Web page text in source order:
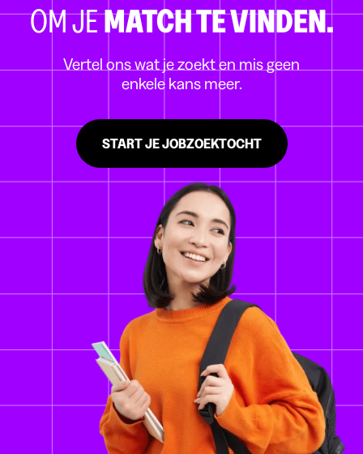
OM JEMATCH TE VINDEN.
Vertel ons wat je zoekt en mis geen
enkele kans meer.
START JE JOBZOEKTOCHT